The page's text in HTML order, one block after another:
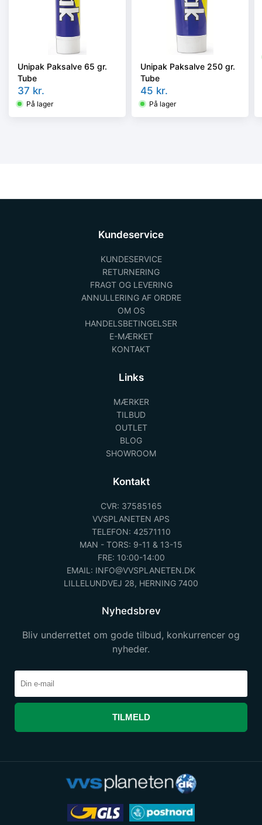
Unipak Paksalve 65 gr.
Tube
37 kr.
På lager
Unipak Paksalve 250 gr.
Tube
45 kr.
På lager
Kundeservice
KUNDESERVICE
RETURNERING
FRAGT OG LEVERING
ANNULLERING AF ORDRE
OM OS
HANDELSBETINGELSER
E-MÆRKET
KONTAKT
Links
MÆRKER
TILBUD
OUTLET
BLOG
SHOWROOM
Kontakt
CVR: 37585165
VVSPLANETEN APS
TELEFON: 42571110
MAN - TORS: 9-11 & 13-15
FRE: 10:00-14:00
EMAIL: INFO@VVSPLANETEN.DK
LILLELUNDVEJ 28, HERNING 7400
Nyhedsbrev
Bliv underrettet om gode tilbud, konkurrencer og
nyheder.
TILMELD